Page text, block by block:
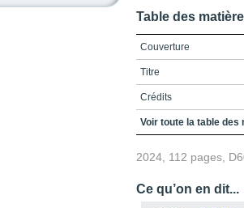
Table des
Couverture
Titre
Crédits
Table des matières
Introduction
Voir toute la table des
2024, 112 pages,
Ce qu’on en dit...